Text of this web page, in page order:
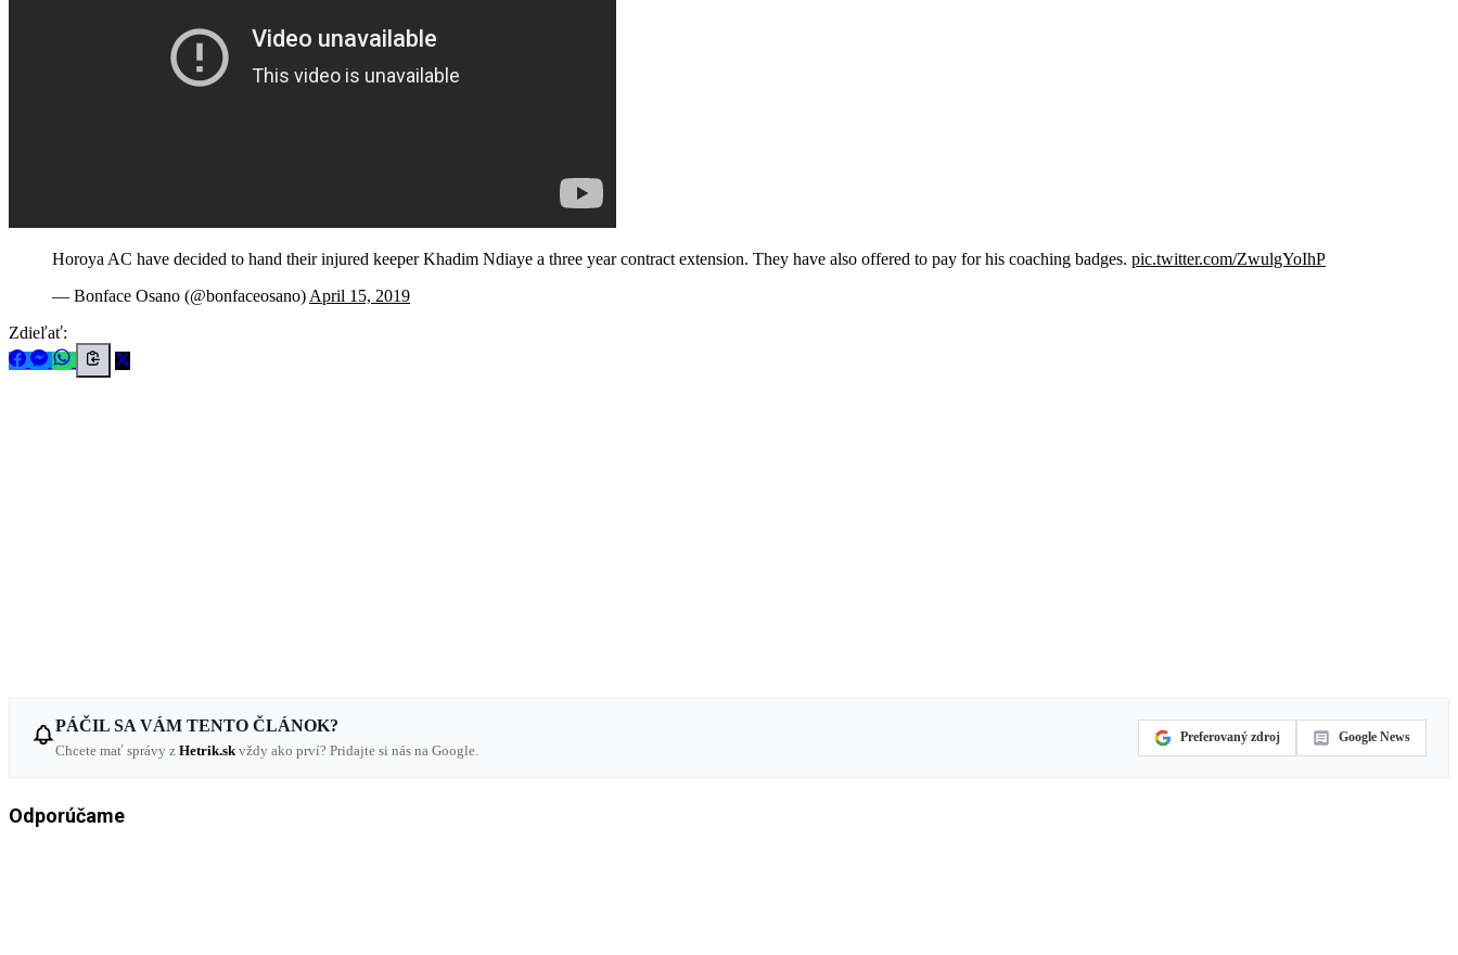
Horoya AC have decided to hand their injured keeper Khadim Ndiaye a three year contract extension. They have also offered to pay for his coaching badges. pic.twitter.com/ZwulgYoIhP
— Bonface Osano (@bonfaceosano) April 15, 2019
Zdieľať:
PÁČIL SA VÁM TENTO ČLÁNOK?
Chcete mať správy z Hetrik.sk vždy ako prví? Pridajte si nás na Google.
Preferovaný zdroj Google News
Odporúčame